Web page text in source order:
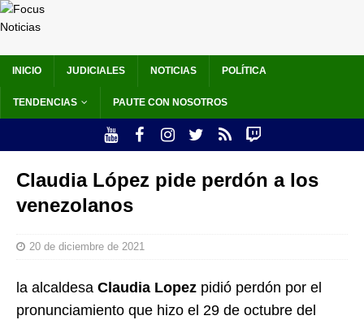
INICIO JUDICIALES NOTICIAS POLÍTICA
TENDENCIAS PAUTE CON NOSOTROS
Claudia López pide perdón a los
venezolanos
20 de diciembre de 2021
la alcaldesa Claudia Lopez pidió perdón por el
pronunciamiento que hizo el 29 de octubre del